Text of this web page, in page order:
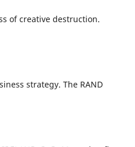
of creative destruction.
strategy. The RAND